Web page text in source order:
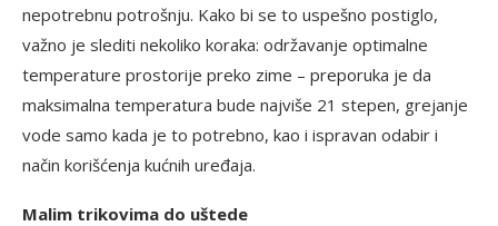
nepotrebnu potrošnju. Kako bi se to uspešno postiglo,
važno je slediti nekoliko koraka: održavanje optimalne
temperature prostorije preko zime – preporuka je da
maksimalna temperatura bude najviše 21 stepen, grejanje
vode samo kada je to potrebno, kao i ispravan odabir i
način korišćenja kućnih uređaja.
Malim trikovima do uštede